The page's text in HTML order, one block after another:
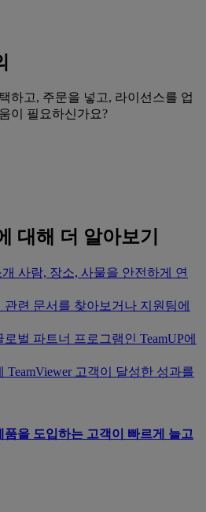
하고, 주문을 넣고, 라이선스를 업
이 필요하신가요?
대해 더 알아보기
사람, 장소, 사물을 안전하게 연
관련 문서를 찾아보거나 지원팀에
로벌 파트너 프로그램인 TeamUP에
TeamViewer 고객이 달성한 성과를
을 도입하는 고객이 빠르게 늘고